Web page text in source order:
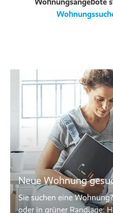
Neue Wohnung
Sie suchen eine
oder in grüner Randlage: